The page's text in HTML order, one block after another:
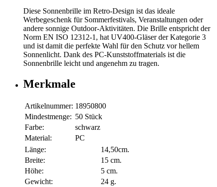
Diese Sonnenbrille im Retro-Design ist das ideale
Werbegeschenk für Sommerfestivals, Veranstaltungen oder
andere sonnige Outdoor-Aktivitäten. Die Brille entspricht der
Norm EN ISO 12312-1, hat UV400-Gläser der Kategorie 3
und ist damit die perfekte Wahl für den Schutz vor hellem
Sonnenlicht. Dank des PC-Kunststoffmaterials ist die
Sonnenbrille leicht und angenehm zu tragen.
Merkmale
Artikelnummer: 18950800
Mindestmenge: 50 Stück
Farbe:
schwarz
Material:
PC
Länge:
14,50cm.
Breite:
15 cm.
Höhe:
5 cm.
Gewicht:
24 g.